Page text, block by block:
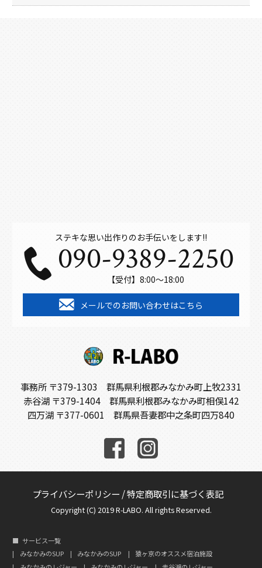
ステキな思い出作りのお手伝いをします!!
090-9389-2250
【受付】8:00～18:00
メールでのお問い合わせはこちら
事務所 〒379-1303 群馬県利根郡みなかみ町上牧2331
赤谷湖 〒379-1404 群馬県利根郡みなかみ町相俣142
四万湖 〒377-0601 群馬県吾妻郡中之条町四万840
プライバシーポリシー /特定商取引に基づく表記
Copyright (C) 2019 R-LABO. All rights Reserved.
サービス一覧
みなかみのSUP
みなかみのSUP
猿ヶ京のオススメ宿泊施設